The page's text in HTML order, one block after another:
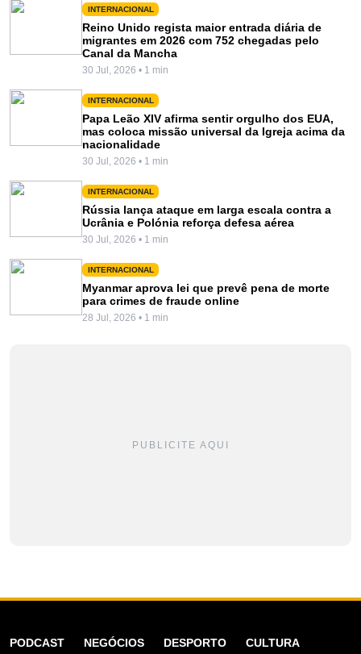
INTERNACIONAL
Reino Unido regista maior entrada diária de
migrantes em 2026 com 752 chegadas pelo
Canal da Mancha
30 Jul, 2026 • 1 min
INTERNACIONAL
Papa Leão XIV afirma sentir orgulho dos EUA,
mas coloca missão universal da Igreja acima da
nacionalidade
30 Jul, 2026 • 1 min
INTERNACIONAL
Rússia lança ataque em larga escala contra a
Ucrânia e Polónia reforça defesa aérea
30 Jul, 2026 • 1 min
INTERNACIONAL
Myanmar aprova lei que prevê pena de morte
para crimes de fraude online
28 Jul, 2026 • 1 min
PUBLICITE AQUI
PODCAST NEGÓCIOS DESPORTO CULTURA